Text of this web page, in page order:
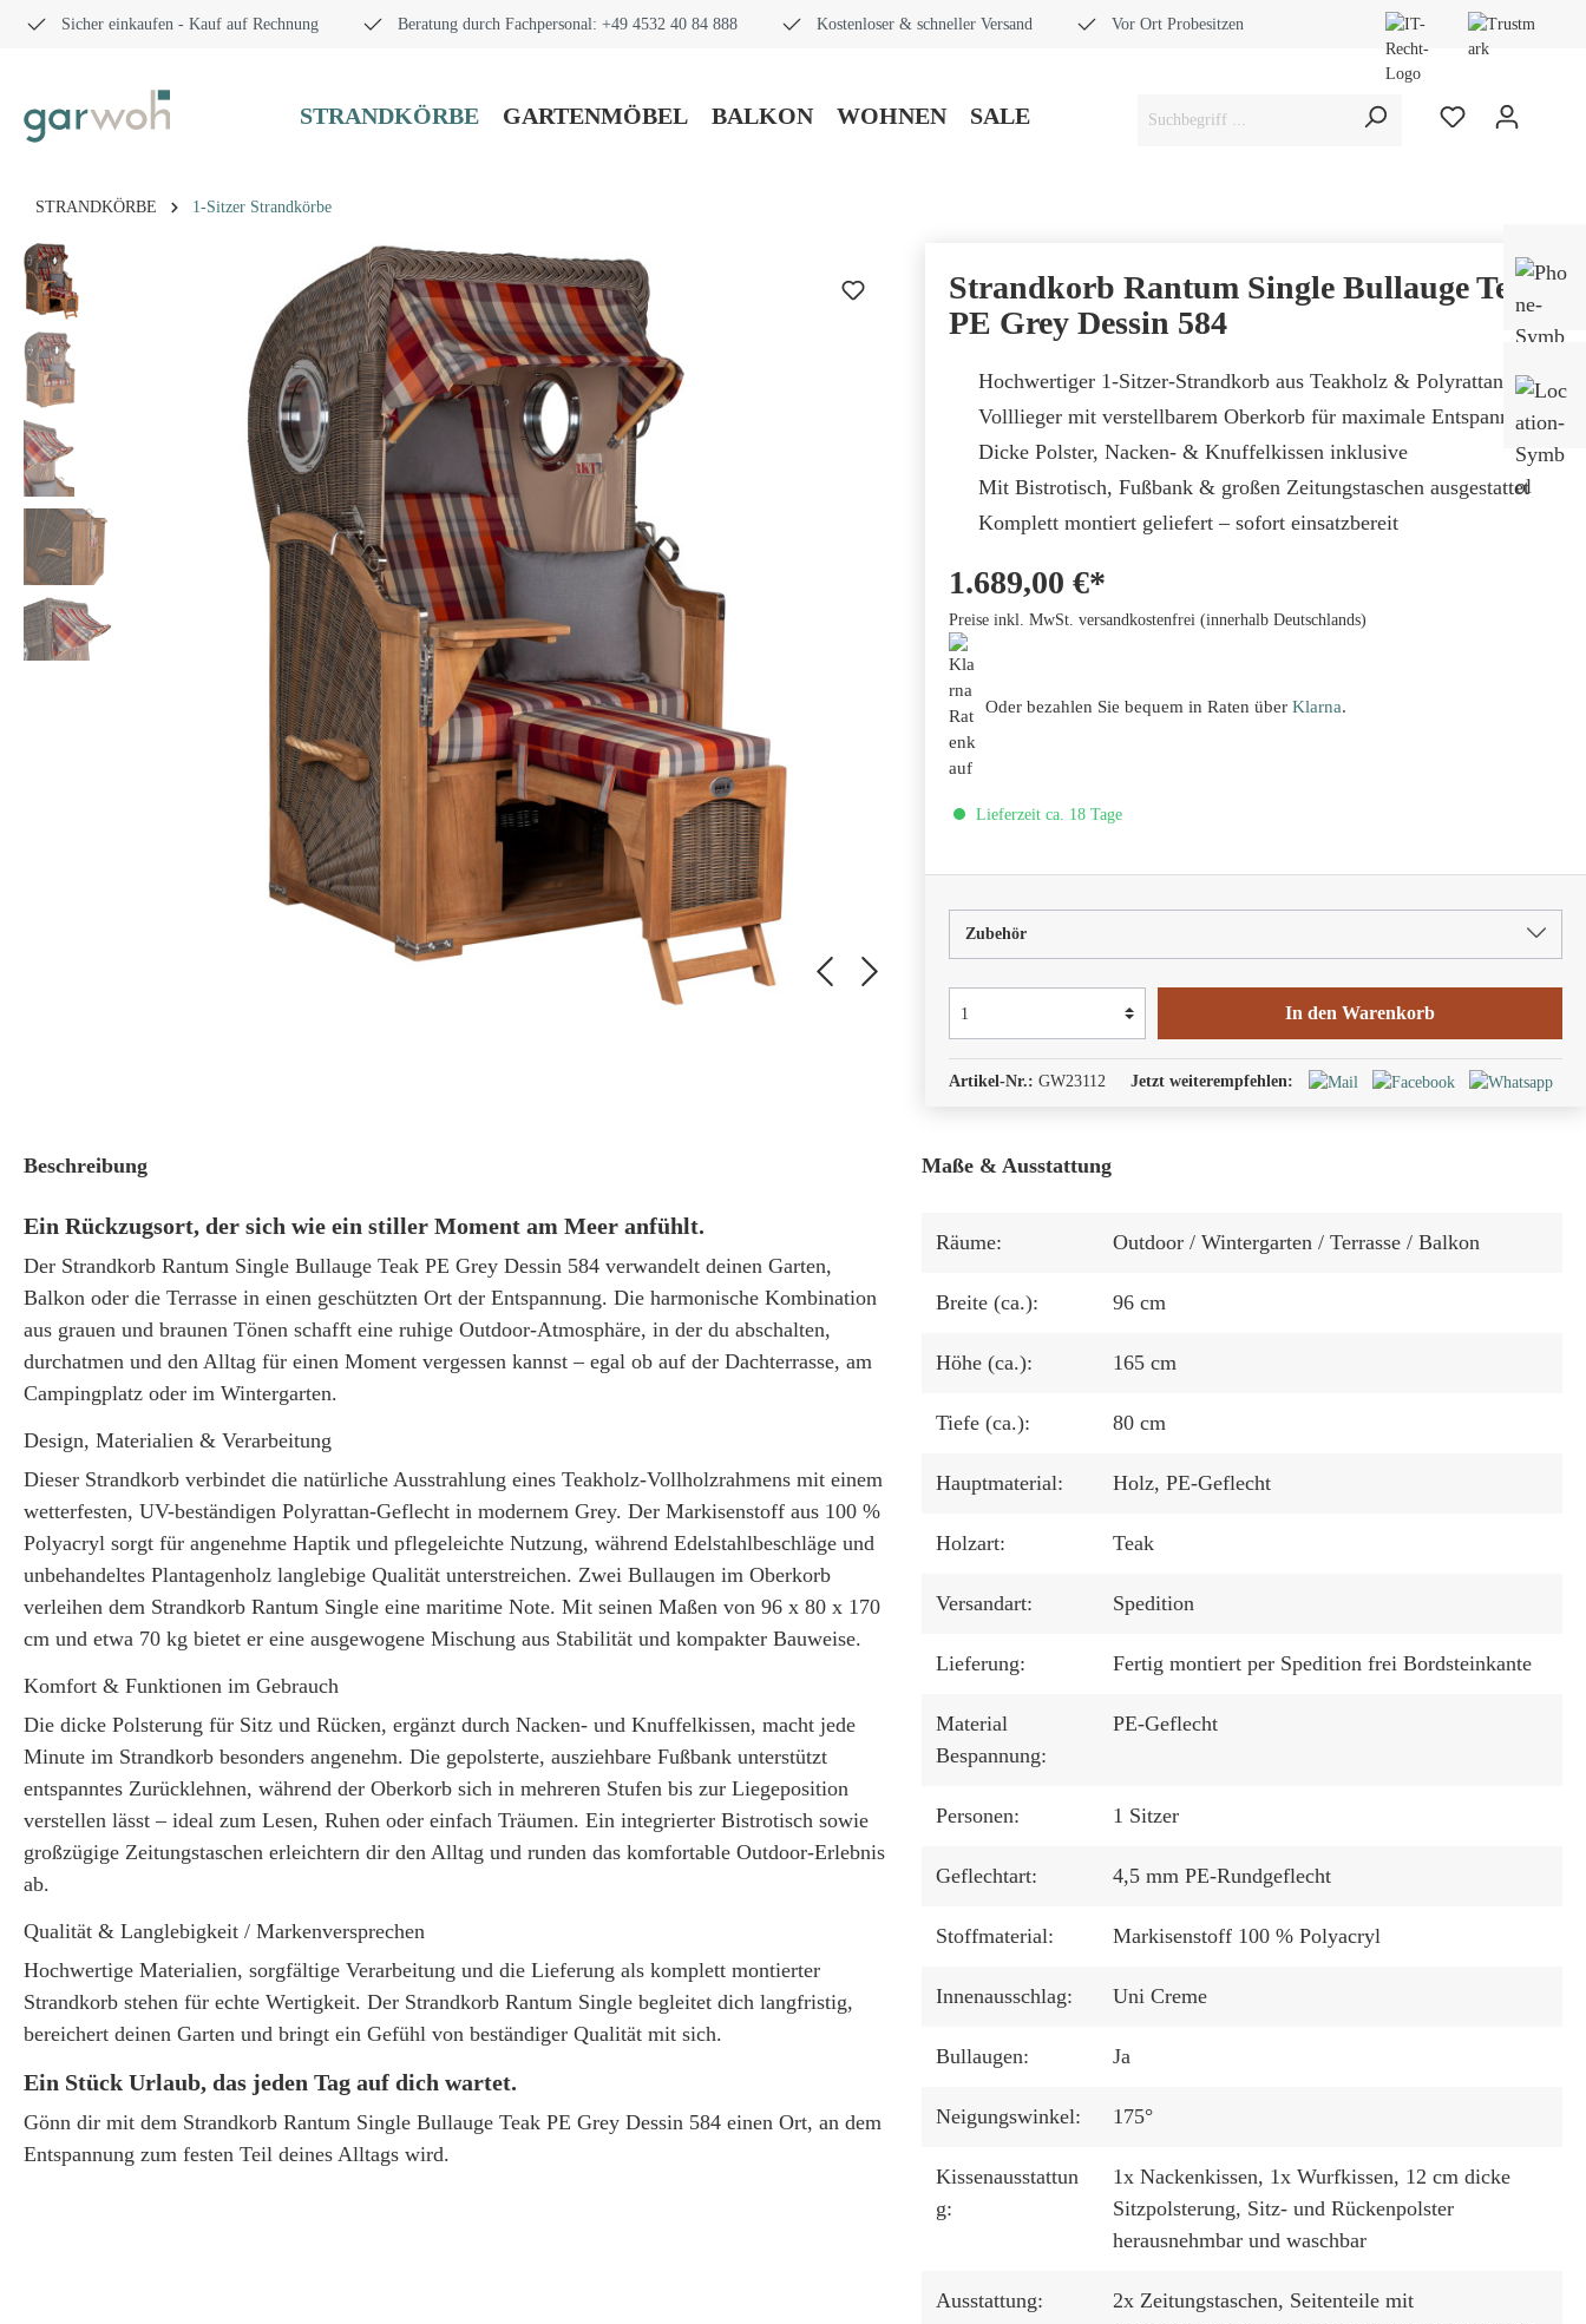
Sicher einkaufen - Kauf auf Rechnung Beratung durch Fachpersonal: +49 4532 40 84 888 Kostenloser & schneller Versand Vor Ort Probesitzen
STRANDKÖRBE GARTENMÖBEL BALKON WOHNEN SALE
STRANDKÖRBE 1-Sitzer Strandkörbe
Strandkorb Rantum Single Bullauge Teak
PE Grey Dessin 584
Hochwertiger 1-Sitzer-Strandkorb aus Teakholz & Polyrattan
Volllieger mit verstellbarem Oberkorb für maximale Entspannung
Dicke Polster, Nacken- & Knuffelkissen inklusive
Mit Bistrotisch, Fußbank & großen Zeitungstaschen ausgestattet
Komplett montiert geliefert – sofort einsatzbereit
1.689,00 €*
Preise inkl. MwSt. versandkostenfrei (innerhalb Deutschlands)
Oder bezahlen Sie bequem in Raten über Klarna.
Lieferzeit ca. 18 Tage
Zubehör
In den Warenkorb
Artikel-Nr.: GW23112 Jetzt weiterempfehlen:
Beschreibung
Ein Rückzugsort, der sich wie ein stiller Moment am Meer anfühlt.
Der Strandkorb Rantum Single Bullauge Teak PE Grey Dessin 584 verwandelt deinen Garten,
Balkon oder die Terrasse in einen geschützten Ort der Entspannung. Die harmonische Kombination
aus grauen und braunen Tönen schafft eine ruhige Outdoor-Atmosphäre, in der du abschalten,
durchatmen und den Alltag für einen Moment vergessen kannst – egal ob auf der Dachterrasse, am
Campingplatz oder im Wintergarten.
Design, Materialien & Verarbeitung
Dieser Strandkorb verbindet die natürliche Ausstrahlung eines Teakholz-Vollholzrahmens mit einem
wetterfesten, UV-beständigen Polyrattan-Geflecht in modernem Grey. Der Markisenstoff aus 100 %
Polyacryl sorgt für angenehme Haptik und pflegeleichte Nutzung, während Edelstahlbeschläge und
unbehandeltes Plantagenholz langlebige Qualität unterstreichen. Zwei Bullaugen im Oberkorb
verleihen dem Strandkorb Rantum Single eine maritime Note. Mit seinen Maßen von 96 x 80 x 170
cm und etwa 70 kg bietet er eine ausgewogene Mischung aus Stabilität und kompakter Bauweise.
Komfort & Funktionen im Gebrauch
Die dicke Polsterung für Sitz und Rücken, ergänzt durch Nacken- und Knuffelkissen, macht jede
Minute im Strandkorb besonders angenehm. Die gepolsterte, ausziehbare Fußbank unterstützt
entspanntes Zurücklehnen, während der Oberkorb sich in mehreren Stufen bis zur Liegeposition
verstellen lässt – ideal zum Lesen, Ruhen oder einfach Träumen. Ein integrierter Bistrotisch sowie
großzügige Zeitungstaschen erleichtern dir den Alltag und runden das komfortable Outdoor-Erlebnis
ab.
Qualität & Langlebigkeit / Markenversprechen
Hochwertige Materialien, sorgfältige Verarbeitung und die Lieferung als komplett montierter
Strandkorb stehen für echte Wertigkeit. Der Strandkorb Rantum Single begleitet dich langfristig,
bereichert deinen Garten und bringt ein Gefühl von beständiger Qualität mit sich.
Ein Stück Urlaub, das jeden Tag auf dich wartet.
Gönn dir mit dem Strandkorb Rantum Single Bullauge Teak PE Grey Dessin 584 einen Ort, an dem
Entspannung zum festen Teil deines Alltags wird.
Maße & Ausstattung
Räume: Outdoor / Wintergarten / Terrasse / Balkon
Breite (ca.): 96 cm
Höhe (ca.): 165 cm
Tiefe (ca.): 80 cm
Hauptmaterial: Holz, PE-Geflecht
Holzart: Teak
Versandart: Spedition
Lieferung: Fertig montiert per Spedition frei Bordsteinkante
Material
Bespannung:
PE-Geflecht
Personen: 1 Sitzer
Geflechtart: 4,5 mm PE-Rundgeflecht
Stoffmaterial: Markisenstoff 100 % Polyacryl
Innenausschlag: Uni Creme
Bullaugen: Ja
Neigungswinkel: 175°
Kissenausstattun
g:
1x Nackenkissen, 1x Wurfkissen, 12 cm dicke
Sitzpolsterung, Sitz- und Rückenpolster
herausnehmbar und waschbar
Ausstattung: 2x Zeitungstaschen, Seitenteile mit